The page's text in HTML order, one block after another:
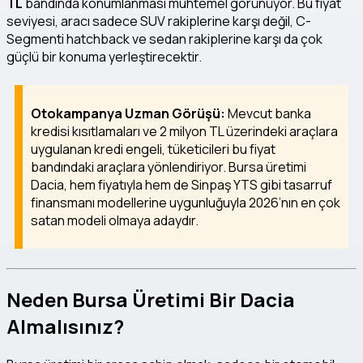
seviyesi, aracı sadece SUV rakiplerine karşı değil, C-
Segmenti hatchback ve sedan rakiplerine karşı da çok
güçlü bir konuma yerleştirecektir.
Otokampanya Uzman Görüşü: Mevcut banka
kredisi kısıtlamaları ve 2 milyon TL üzerindeki araçlara
uygulanan kredi engeli, tüketicileri bu fiyat
bandındaki araçlara yönlendiriyor. Bursa üretimi
Dacia, hem fiyatıyla hem de Sinpaş YTS gibi tasarruf
finansmanı modellerine uygunluğuyla 2026’nın en çok
satan modeli olmaya adaydır.
Neden Bursa Üretimi Bir Dacia
Almalısınız?